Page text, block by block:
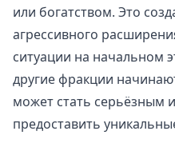
или богатством. Это
агрессивного
ситуации на начальном
другие фракции
может стать серьёзным
предоставить